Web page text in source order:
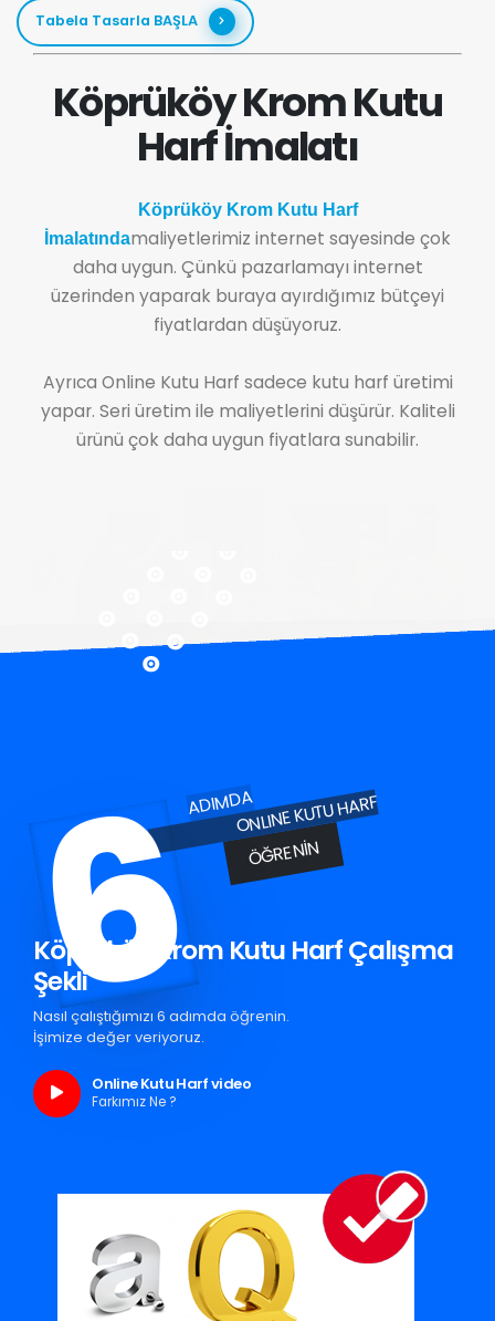
Tabela Tasarla BAŞLA
Köprüköy Krom Kutu
Harf İmalatı
Köprüköy Krom Kutu Harf
İmalatındamaliyetlerimiz internet sayesinde çok
daha uygun. Çünkü pazarlamayı internet
üzerinden yaparak buraya ayırdığımız bütçeyi
fiyatlardan düşüyoruz.
Ayrıca Online Kutu Harf sadece kutu harf üretimi
yapar. Seri üretim ile maliyetlerini düşürür. Kaliteli
ürünü çok daha uygun fiyatlara sunabilir.
6ADIMDAONLINE KUTU HARF
ÖĞRENIN
Köprüköy Krom Kutu Harf Çalışma
Şekli
Nasıl çalıştığımızı 6 adımda öğrenin.
İşimize değer veriyoruz.
Online Kutu Harf video
Farkımız Ne ?